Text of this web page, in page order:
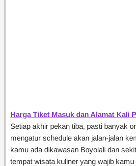
Harga Tiket Masuk dan Alamat Kali
Setiap akhir pekan tiba, pasti banyak
mengatur schedule akan jalan-jalan
kamu ada dikawasan Boyolali dan
tempat wisata kuliner yang wajib